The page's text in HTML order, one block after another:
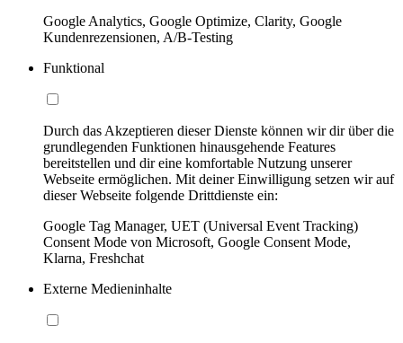
Google Analytics, Google Optimize, Clarity, Google
Kundenrezensionen, A/B-Testing
Funktional
Durch das Akzeptieren dieser Dienste können wir dir über die
grundlegenden Funktionen hinausgehende Features
bereitstellen und dir eine komfortable Nutzung unserer
Webseite ermöglichen. Mit deiner Einwilligung setzen wir auf
dieser Webseite folgende Drittdienste ein:
Google Tag Manager, UET (Universal Event Tracking)
Consent Mode von Microsoft, Google Consent Mode,
Klarna, Freshchat
Externe Medieninhalte